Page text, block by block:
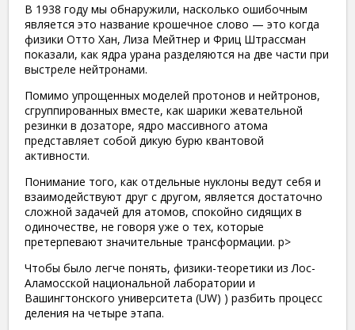
В 1938 году мы обнаружили, насколько ошибочным
является это название крошечное слово — это когда
физики Отто Хан, Лиза Мейтнер и Фриц Штрассман
показали, как ядра урана разделяются на две части при
выстреле нейтронами.
Помимо упрощенных моделей протонов и нейтронов,
сгруппированных вместе, как шарики жевательной
резинки в дозаторе, ядро ​​массивного атома
представляет собой дикую бурю квантовой
активности.
Понимание того, как отдельные нуклоны ведут себя и
взаимодействуют друг с другом, является достаточно
сложной задачей для атомов, спокойно сидящих в
одиночестве, не говоря уже о тех, которые
претерпевают значительные трансформации. p>
Чтобы было легче понять, физики-теоретики из Лос-
Аламосской национальной лаборатории и
Вашингтонского университета (UW) ) разбить процесс
деления на четыре этапа.